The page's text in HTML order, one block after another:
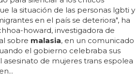
la situación de las personas lgbti y
en el país se deteriora", ha
howard, investigadora de
sobre malasia, en un comunicado
el gobierno celebraba sus
asesinato de mujeres trans espolea